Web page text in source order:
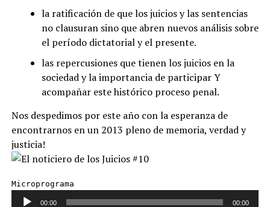
la ratificación de que los juicios y las sentencias
no clausuran sino que abren nuevos análisis sobre
el período dictatorial y el presente.
las repercusiones que tienen los juicios en la
sociedad y la importancia de participar Y
acompañar este histórico proceso penal.
Nos despedimos por este año con la esperanza de
encontrarnos en un 2013 pleno de memoria, verdad y
justicia!
Microprograma
00:00 00:00